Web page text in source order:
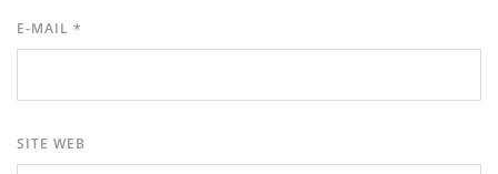
E-MAIL *
SITE WEB